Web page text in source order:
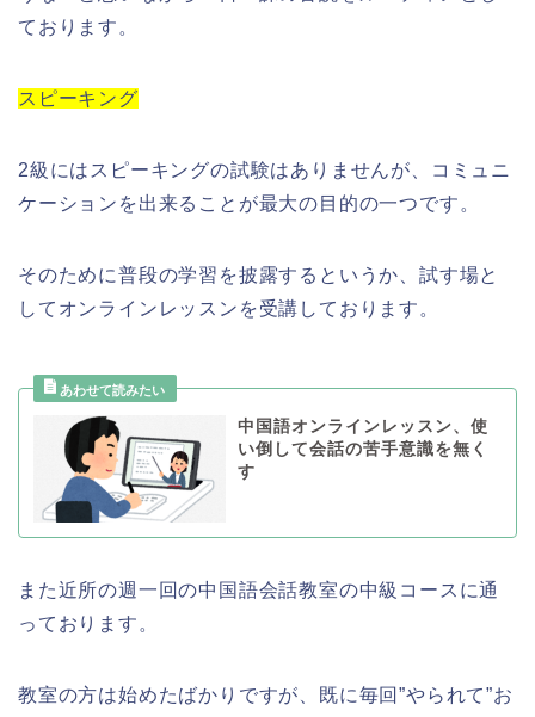
ております。
スピーキング
2級にはスピーキングの試験はありませんが、コミュニ
ケーションを出来ることが最大の目的の一つです。
そのために普段の学習を披露するというか、試す場と
してオンラインレッスンを受講しております。
中国語オンラインレッスン、使
い倒して会話の苦手意識を無く
す
また近所の週一回の中国語会話教室の中級コースに通
っております。
教室の方は始めたばかりですが、既に毎回”やられて”お